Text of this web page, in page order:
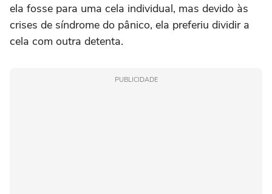
ela fosse para uma cela individual, mas devido às
crises de síndrome do pânico, ela preferiu dividir a
cela com outra detenta.
PUBLICIDADE